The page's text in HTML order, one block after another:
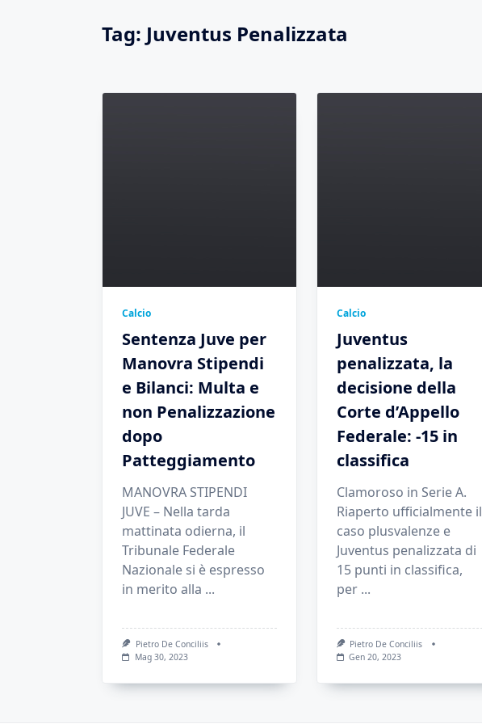
Tag: Juventus Penalizzata
Calcio
Sentenza Juve per
Manovra Stipendi
e Bilanci: Multa e
non Penalizzazione
dopo
Patteggiamento
MANOVRA STIPENDI
JUVE – Nella tarda
mattinata odierna, il
Tribunale Federale
Nazionale si è espresso
in merito alla ...
Pietro De Conciliis
Mag 30, 2023
Calcio
Juventus
penalizzata, la
decisione della
Corte d’Appello
Federale: -15 in
classifica
Clamoroso in Serie A.
Riaperto ufficialmente il
caso plusvalenze e
Juventus penalizzata di
15 punti in classifica,
per ...
Pietro De Conciliis
Gen 20, 2023